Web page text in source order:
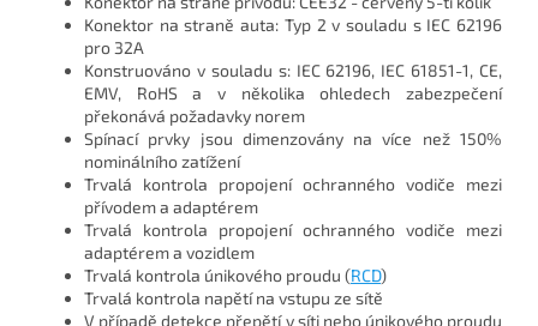
Konektor na straně auta: Typ 2 v souladu s IEC 62196
pro 32A
Konstruováno v souladu s:IEC 62196, IEC 61851-1, CE,
EMV, RoHS a v několika ohledech zabezpečení
překonává požadavky norem
Spínací prvky jsou dimenzovány na více než 150%
nominálního zatížení
Trvalá kontrola propojení ochranného vodiče mezi
přívodem a adaptérem
Trvalá kontrola propojení ochranného vodiče mezi
adaptérem a vozidlem
Trvalá kontrola únikového proudu (RCD)
Trvalá kontrola napětí na vstupu ze sítě
V případě detekce přepětí v síti nebo únikového proudu